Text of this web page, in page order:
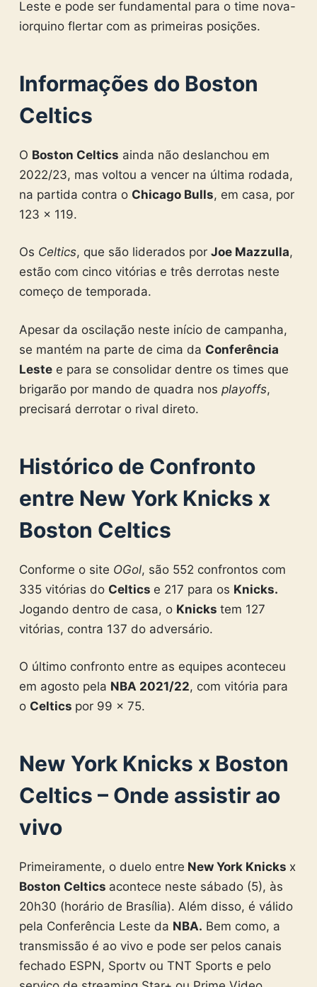
Leste e pode ser fundamental para o time nova-
iorquino flertar com as primeiras posições.
Informações do Boston
Celtics
O Boston Celtics ainda não deslanchou em
2022/23, mas voltou a vencer na última rodada,
na partida contra o Chicago Bulls, em casa, por
123 x 119.
Os Celtics, que são liderados por Joe Mazzulla,
estão com cinco vitórias e três derrotas neste
começo de temporada.
Apesar da oscilação neste início de campanha,
se mantém na parte de cima da Conferência
Lestee para se consolidar dentre os times que
brigarão por mando de quadra nos playoffs,
precisará derrotar o rival direto.
Histórico de Confronto
entre New York Knicks x
Boston Celtics
Conforme o site OGol, são 552 confrontos com
335 vitórias do Celtics e 217 para os Knicks.
Jogando dentro de casa, o Knicks tem 127
vitórias, contra 137 do adversário.
O último confronto entre as equipes aconteceu
em agosto pela NBA 2021/22, com vitória para
o Celtics por 99 x 75.
New York Knicks x Boston
Celtics – Onde assistir ao
vivo
Primeiramente, o duelo entre New York Knicks x
Boston Celtics acontece neste sábado (5), às
20h30 (horário de Brasília). Além disso, é válido
pela Conferência Leste da NBA. Bem como, a
transmissão é ao vivo e pode ser pelos canais
fechado ESPN, Sportv ou TNT Sports e pelo